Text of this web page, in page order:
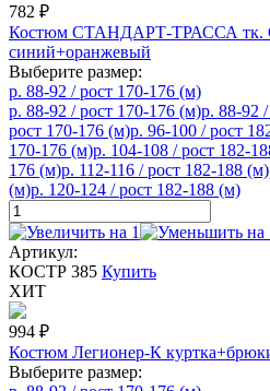
782 ₽
Костюм СТАНДАРТ-ТРАССА тк.
синий+оранжевый
Выберите размер:
р. 88-92 / рост 170-176 (м)
р. 88-92 / рост 170-176 (м)р. 88-92
рост 170-176 (м)р. 96-100 / рост
170-176 (м)р. 104-108 / рост 182-
176 (м)р. 112-116 / рост 182-188 (м)
(м)р. 120-124 / рост 182-188 (м)
Артикул:
КОСТР 385 Купить
ХИТ
994 ₽
Костюм Легионер-К
Выберите размер: